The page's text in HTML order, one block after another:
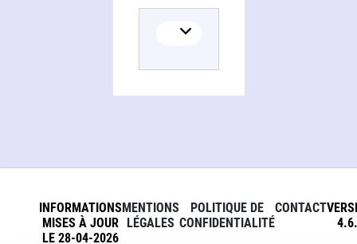
INFORMATIONS
MISES À JOUR
LE 28-04-2026
MENTIONS
LÉGALES
POLITIQUE DE
CONFIDENTIALITÉ
CONTACT